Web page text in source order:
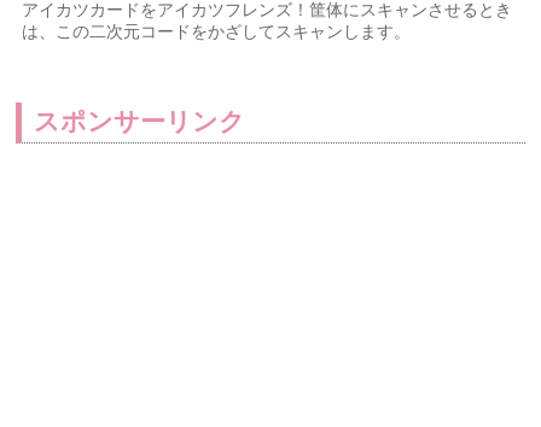
アイカツカードをアイカツフレンズ！筐体にスキャンさせるとき
は、この二次元コードをかざしてスキャンします。
スポンサーリンク